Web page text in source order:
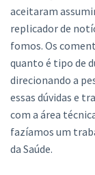
aceitaram
replicador de
fomos. Os
quanto é tipo de
direcionando a
essas dúvidas e
com a área
fazíamos um
da Saúde.